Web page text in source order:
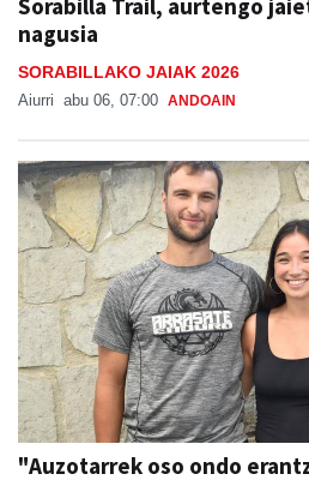
nagusia
SORABILLAKO JAIAK 2026
Aiurri abu 06, 07:00 ANDOAIN
"Auzotarrek oso ondo